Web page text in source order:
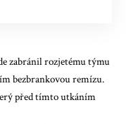
zabránil rozjetému týmu
bezbrankovou remízu.
před tímto utkáním